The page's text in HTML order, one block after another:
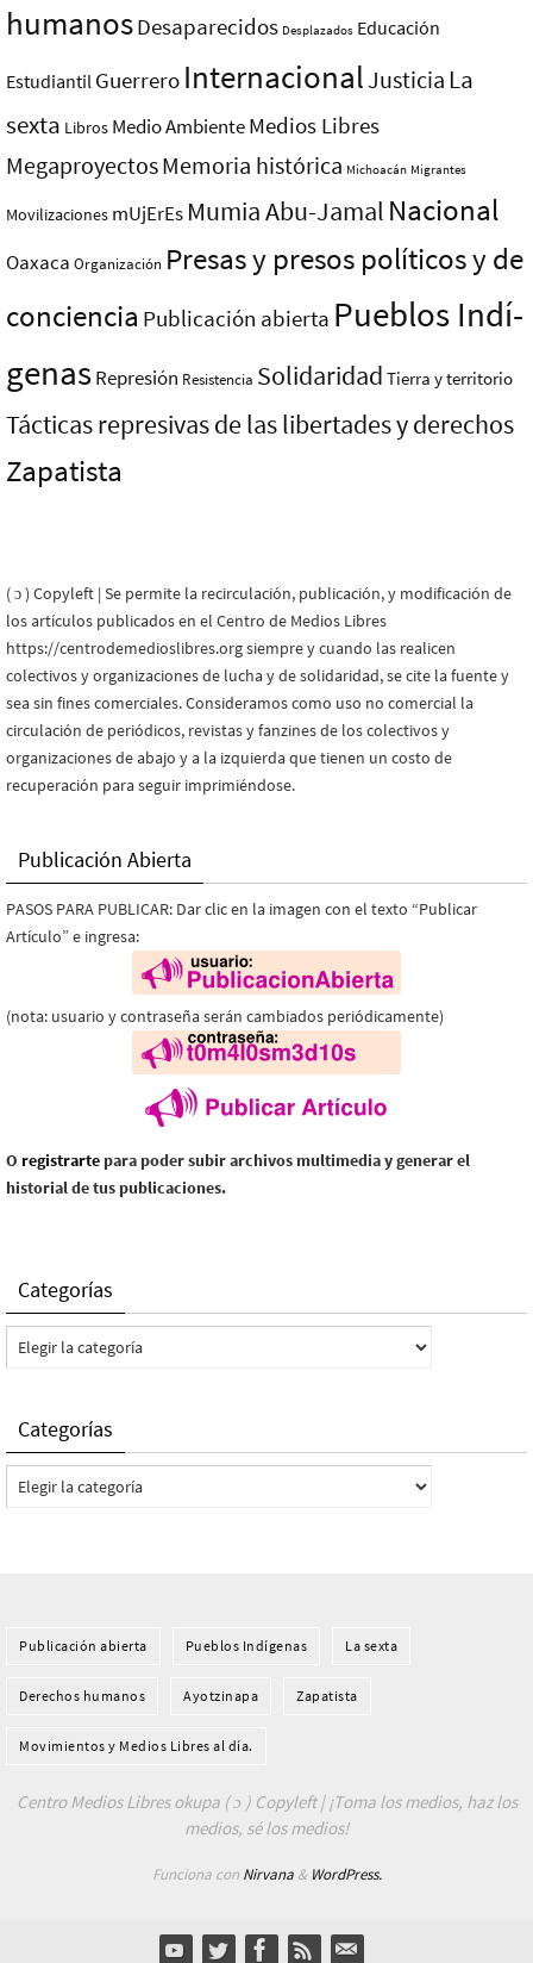
humanosDesaparecidos Desplazados Educación
Estudiantil Guerrero InternacionalJusticia La
sexta Libros Medio AmbienteMedios Libres
MegaproyectosMemoria histórica Michoacán Migrantes
Movilizaciones mUjErEs Mumia Abu-Jamal Nacional
Oaxaca Organización Presas y presos polí­ticos y de
conciencia Publicación abierta Pueblos Indí­
genasRepresión Resistencia Solidaridad Tierra y territorio
Tácticas represivas de las libertades y derechos
Zapatista
( ɔ ) Copyleft | Se permite la recirculación, publicación, y modificación de
los artículos publicados en el Centro de Medios Libres
https://centrodemedioslibres.org siempre y cuando las realicen
colectivos y organizaciones de lucha y de solidaridad, se cite la fuente y
sea sin fines comerciales. Consideramos como uso no comercial la
circulación de periódicos, revistas y fanzines de los colectivos y
organizaciones de abajo y a la izquierda que tienen un costo de
recuperación para seguir imprimiéndose.
Publicación Abierta
PASOS PARA PUBLICAR: Dar clic en la imagen con el texto “Publicar
Artículo” e ingresa:
(nota: usuario y contraseña serán cambiados periódicamente)
O registrarte para poder subir archivos multimedia y generar el
historial de tus publicaciones.
Categorías
Categorías
Categorías
Categorías
Publicación abierta Pueblos Indí­genas La sexta
Derechos humanos Ayotzinapa Zapatista
Movimientos y Medios Libres al día.
Centro Medios Libres okupa ( ɔ ) Copyleft | ¡Toma los medios, haz los
medios, sé los medios!
Funciona con Nirvana& WordPress.